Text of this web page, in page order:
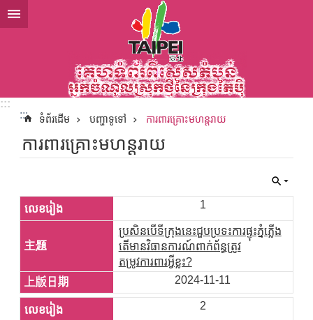
ទៅកាន់មាតិកាប្លុកមាតិកាសំខាន់
:::
:::
ទំព័រដើម បញ្ហាទូទៅ ការពារគ្រោះមហន្តរាយ
ការពារគ្រោះមហន្តរាយ
1
ប្រសិនបើទីក្រុងនេះជួបប្រទះការផ្ទុះភ្នំភ្លើង
តើមានវិធានការណ៍ពាក់ព័ន្ធត្រូវ
តម្រូវការពារអ្វីខ្លះ?
2024-11-11
2